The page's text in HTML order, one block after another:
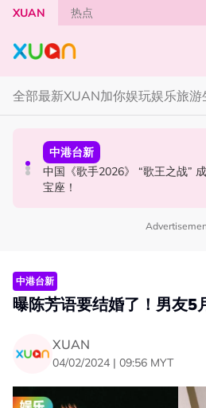
Skip to main content
XUAN 热点
全部最新XUAN加你娱玩娱乐旅游
国际星闻
BLACKPINK 10周年安排混乱！
中港台新
中国《歌手2026》 “歌王之战”
宝座！
国际星闻
漫威CEO松口谈MCU未来！
Spider-Man！
中港台新
曝陈芳语要结婚了！男友5
XUAN
04/02/2024 | 09:56 MYT